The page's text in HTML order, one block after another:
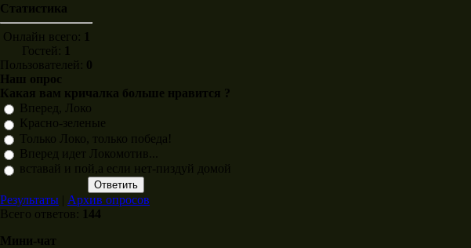
Статистика
Онлайн всего: 1
Гостей: 1
Пользователей: 0
Наш опрос
Какая вам кричалка больше нравится ?
Вперед, Локо
Красно-зеленые
Только Локо, только победа!
Вперед идет Локомотив...
вставай и пой,а если нет-пиздуй домой
Результаты
Архив опросов
Всего ответов: 144
Мини-чат